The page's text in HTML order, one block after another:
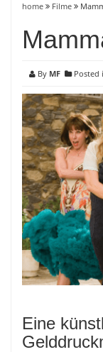
home Filme
By MF Posted
Eine